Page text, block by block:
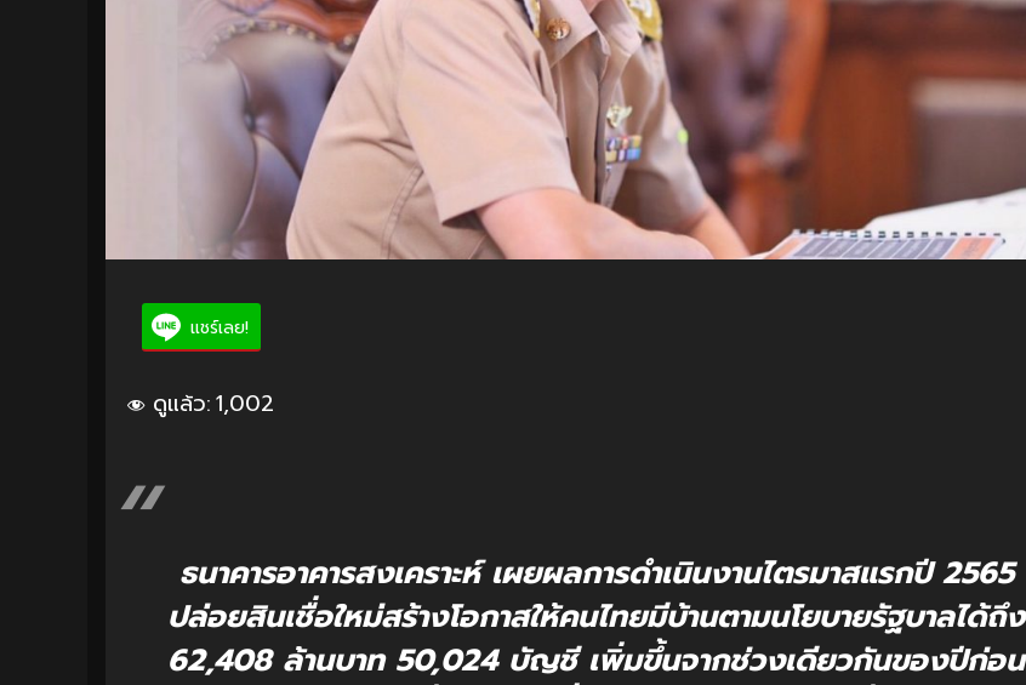
แชร์เลย!
ดูแล้ว:1,002
ธนาคารอาคารสงเคราะห์ เผยผลการดำเนินงานไตรมาสแรกปี 2565
ปล่อยสินเชื่อใหม่สร้างโอกาสให้คนไทยมีบ้านตามนโยบายรัฐบาลได้ถึง
62,408 ล้านบาท 50,024 บัญชี เพิ่มขึ้นจากช่วงเดียวกันของปีก่อน